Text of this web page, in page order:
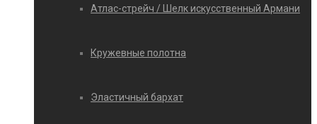
Атлас-стрейч / Шелк искусственный Армани
Кружевные полотна
Эластичный бархат